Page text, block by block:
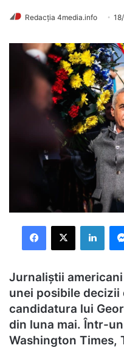
Redacția 4media.info
Facebook
X
Jurnaliștii
unei posibile decizii
candidatura lui
din luna mai. Într-
Washington Times,